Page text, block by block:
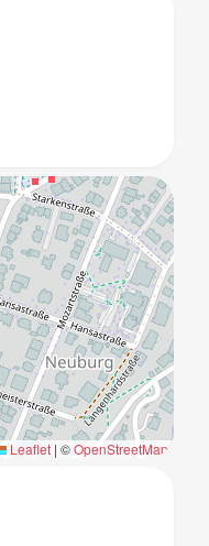
Leaflet | ©OpenStreetMap